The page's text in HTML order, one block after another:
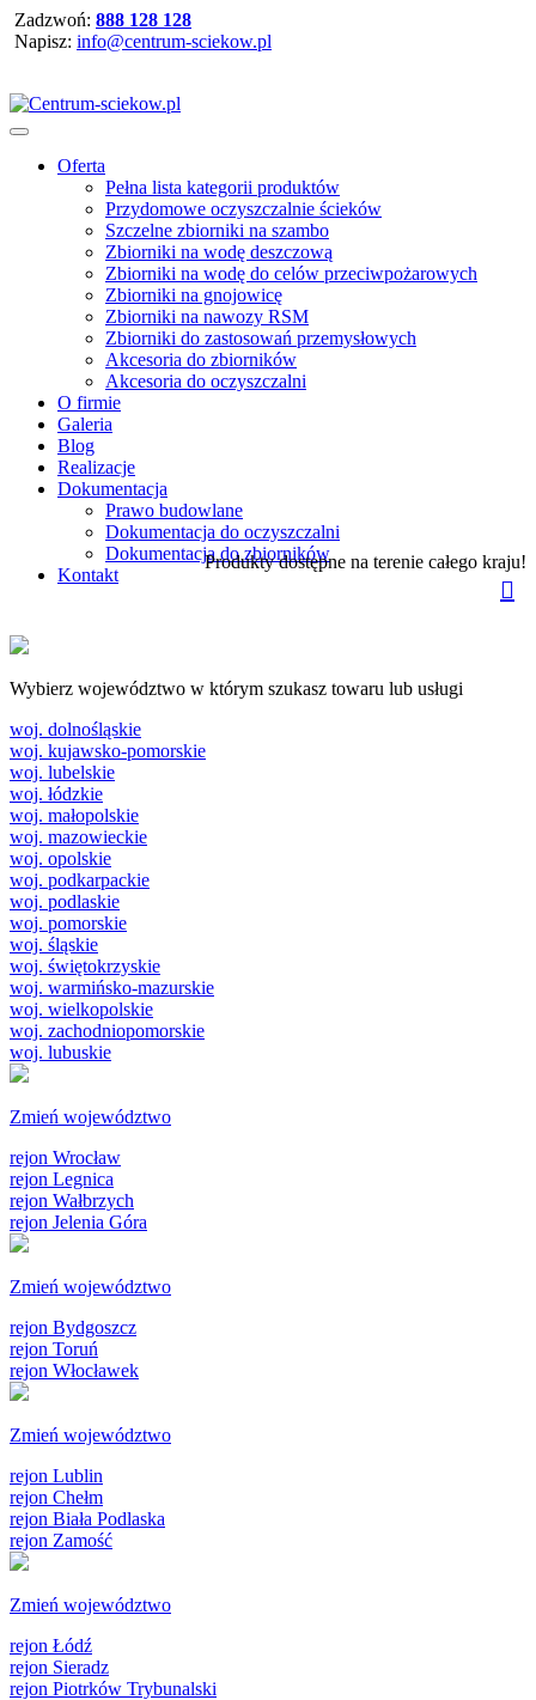
Zadzwoń: 888 128 128
Napisz: info@centrum-sciekow.pl
Oferta
Pełna lista kategorii produktów
Przydomowe oczyszczalnie ścieków
Szczelne zbiorniki na szambo
Zbiorniki na wodę deszczową
Zbiorniki na wodę do celów przeciwpożarowych
Zbiorniki na gnojowicę
Zbiorniki na nawozy RSM
Zbiorniki do zastosowań przemysłowych
Akcesoria do zbiorników
Akcesoria do oczyszczalni
O firmie
Galeria
Blog
Realizacje
Dokumentacja
Prawo budowlane
Dokumentacja do oczyszczalni
Dokumentacja do zbiorników
Kontakt
Produkty dostępne na terenie całego kraju!
Wybierz województwo w którym szukasz towaru lub usługi
woj. dolnośląskie
woj. kujawsko-pomorskie
woj. lubelskie
woj. łódzkie
woj. małopolskie
woj. mazowieckie
woj. opolskie
woj. podkarpackie
woj. podlaskie
woj. pomorskie
woj. śląskie
woj. świętokrzyskie
woj. warmińsko-mazurskie
woj. wielkopolskie
woj. zachodniopomorskie
woj. lubuskie
Zmień województwo
rejon Wrocław
rejon Legnica
rejon Wałbrzych
rejon Jelenia Góra
Zmień województwo
rejon Bydgoszcz
rejon Toruń
rejon Włocławek
Zmień województwo
rejon Lublin
rejon Chełm
rejon Biała Podlaska
rejon Zamość
Zmień województwo
rejon Łódź
rejon Sieradz
rejon Piotrków Trybunalski